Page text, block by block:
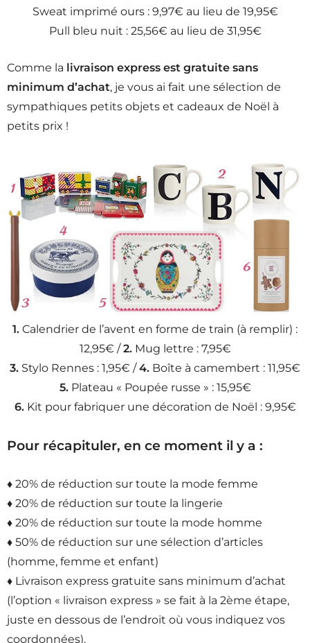
Sweat imprimé ours : 9,97€ au lieu de 19,95€
Pull bleu nuit : 25,56€ au lieu de 31,95€
Comme la livraison express est gratuite sans
minimum d’achat, je vous ai fait une sélection de
sympathiques petits objets et cadeaux de Noël à
petits prix !
1. Calendrier de l’avent en forme de train (à remplir) :
12,95€ /2.Mug lettre : 7,95€
3. Stylo Rennes : 1,95€ /4. Boîte à camembert : 11,95€
5.Plateau « Poupée russe » : 15,95€
6.Kit pour fabriquer une décoration de Noël : 9,95€
Pour récapituler, en ce moment il y a :
♦ 20% de réduction sur toute la mode femme
♦ 20% de réduction sur toute la lingerie
♦ 20% de réduction sur toute la mode homme
♦ 50% de réduction sur une sélection d’articles
(homme, femme et enfant)
♦ Livraison express gratuite sans minimum d’achat
(l’option « livraison express » se fait à la 2ème étape,
juste en dessous de l’endroit où vous indiquez vos
coordonnées).